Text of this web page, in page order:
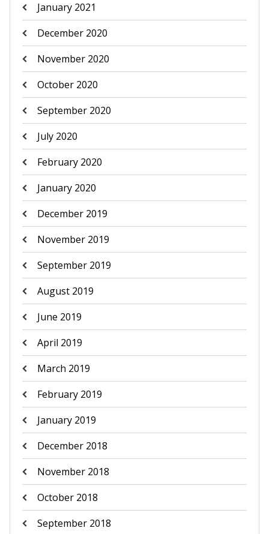
January 2021
December 2020
November 2020
October 2020
September 2020
July 2020
February 2020
January 2020
December 2019
November 2019
September 2019
August 2019
June 2019
April 2019
March 2019
February 2019
January 2019
December 2018
November 2018
October 2018
September 2018